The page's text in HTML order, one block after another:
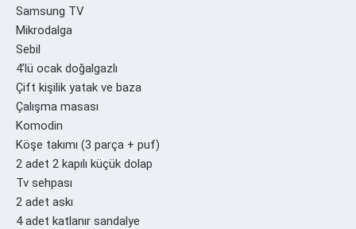
Samsung TV
Mikrodalga
Sebil
4’lü ocak doğalgazlı
Çift kişilik yatak ve baza
Çalışma masası
Komodin
Köşe takımı (3 parça + puf)
2 adet 2 kapılı küçük dolap
Tv sehpası
2 adet askı
4 adet katlanır sandalye